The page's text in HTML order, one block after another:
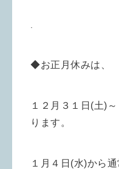
◆お正月休みは、
１２月３１日(土)
ります。
１月４日(水)から通